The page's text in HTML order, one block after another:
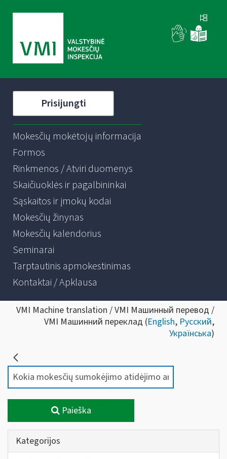
Prisijungti
Mokesčių mokėtojų informacija
Formos
Rinkmenos / Atviri duomenys
Skaičiuoklės ir pagalbininkai
Sąskaitos ir įmokų kodai
Mokesčių žinynas
Mokesčių kalendorius
Seminarai
Tarptautinis apmokestinimas
Kontaktai / Apklausa
VMI Machine translation / VMI Машинный перевод /
VMI Машинний переклад (English, Русский,
Українська)
Paieška
Kategorijos